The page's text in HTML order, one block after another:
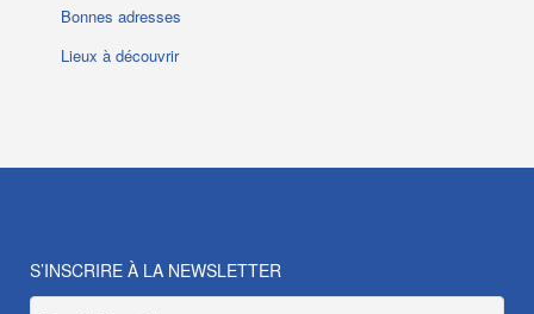
Bonnes adresses
Lieux à découvrir
S’INSCRIRE À LA NEWSLETTER